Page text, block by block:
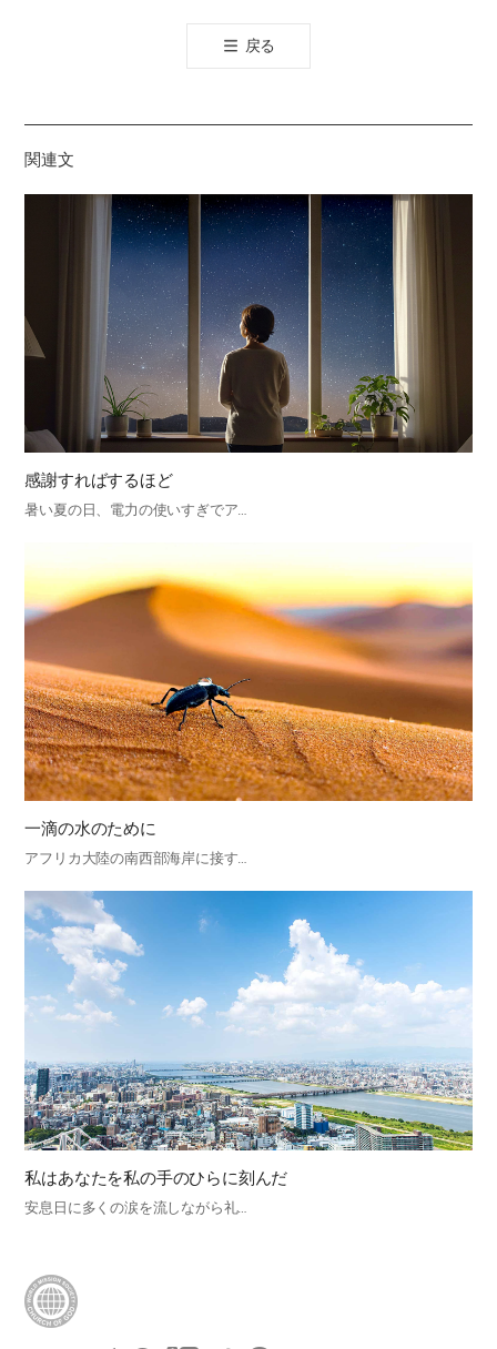
톡
공
기
戻る
関連文
感謝すればするほど
暑い夏の日、電力の使いすぎでア…
一滴の水のために
アフリカ大陸の南西部海岸に接す…
私はあなたを私の手のひらに刻んだ
安息日に多くの涙を流しながら礼…